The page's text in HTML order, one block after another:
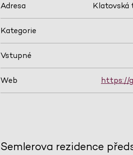
Adresa Klatovská
Kategorie
Vstupné
Web https://
Semlerova rezidence